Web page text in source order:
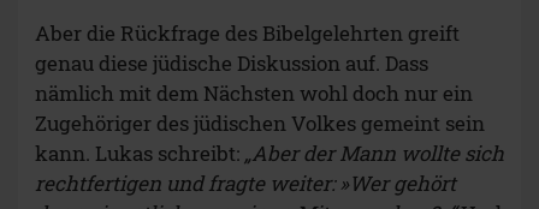
Aber die Rückfrage des Bibelgelehrten greift
genau diese jüdische Diskussion auf. Dass
nämlich mit dem Nächsten wohl doch nur ein
Zugehöriger des jüdischen Volkes gemeint sein
kann. Lukas schreibt: „Aber der Mann wollte sich
rechtfertigen und fragte weiter: »Wer gehört